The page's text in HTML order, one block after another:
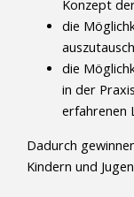
Konzept
die
die
in der
erfahrenen
Dadurch
Kindern und